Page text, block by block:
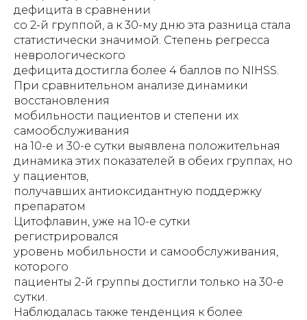
дефицита в сравнении
со 2-й группой, а к 30-му дню эта разница стала
статистически значимой. Степень регресса
неврологического
дефицита достигла более 4 баллов по NIHSS.
При сравнительном анализе динамики
восстановления
мобильности пациентов и степени их
самообслуживания
на 10-е и 30-е сутки выявлена положительная
динамика этих показателей в обеих группах, но
у пациентов,
получавших антиоксидантную поддержку
препаратом
Цитофлавин, уже на 10-е сутки
регистрировался
уровень мобильности и самообслуживания,
которого
пациенты 2-й группы достигли только на 30-е
сутки.
Наблюдалась также тенденция к более